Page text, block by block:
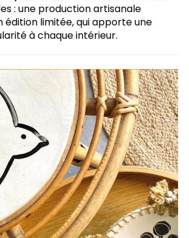
: une production artisanale
édition limitée, qui apporte une
à chaque intérieur.